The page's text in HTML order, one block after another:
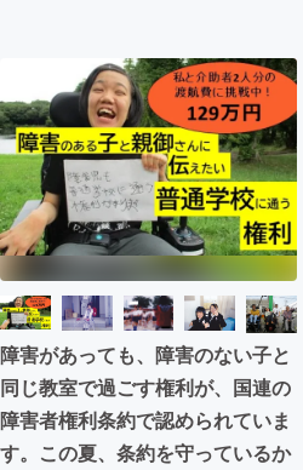
テクノロジー・ガジェッ
映像・映画
ビジネス・起業
まちづくり・地域活性化
CAMPFIRE for Social Good
CAMPFIREふるさと納税
障害があっても、障害のない子と
同じ教室で過ごす権利が、国連の
障害者権利条約で認められていま
す。この夏、条約を守っているか